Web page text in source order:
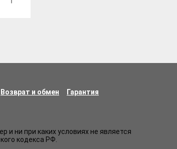
Возврат и обмен
Гарантия
и ни при каких условиях не является
кодекса РФ.